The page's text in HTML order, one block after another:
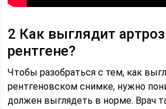
2 Как выглядит
рентгене?
Чтобы разобраться с тем, как
рентгеновском снимке, нужно
должен выглядеть в норме. Врач